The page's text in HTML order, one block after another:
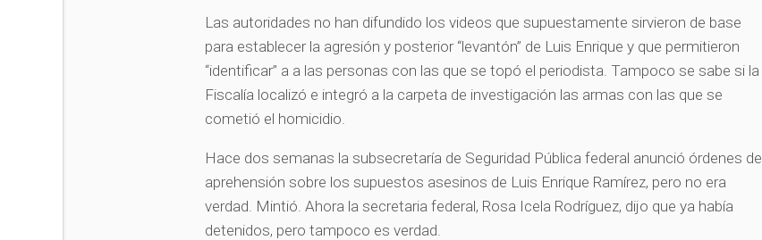
Las autoridades no han difundido los videos que supuestamente sirvieron de base
para establecer la agresión y posterior “levantón” de Luis Enrique y que permitieron
“identificar” a a las personas con las que se topó el periodista. Tampoco se sabe si la
Fiscalía localizó e integró a la carpeta de investigación las armas con las que se
cometió el homicidio.
Hace dos semanas la subsecretaría de Seguridad Pública federal anunció órdenes de
aprehensión sobre los supuestos asesinos de Luis Enrique Ramírez, pero no era
verdad. Mintió. Ahora la secretaria federal, Rosa Icela Rodríguez, dijo que ya había
detenidos, pero tampoco es verdad.